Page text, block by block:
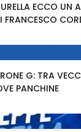
ECCO UN
FRANCESCO
G: TRA
PANCHINE